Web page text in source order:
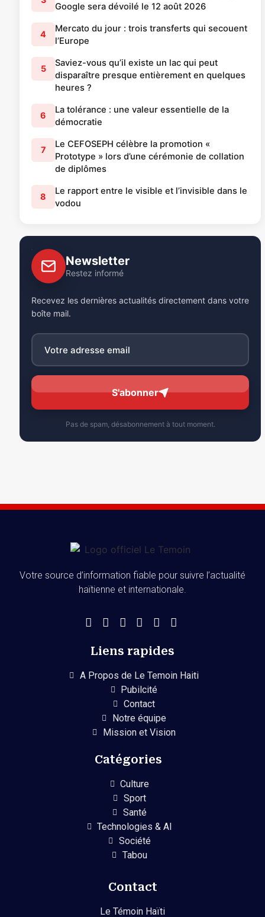
Google sera dévoilé le 12 août 2026
4
Mercato du jour : trois transferts qui secouent
l’Europe
5
Saviez-vous qu’il existe un lac qui peut
disparaître presque entièrement en quelques
heures ?
6
La tolérance : une valeur essentielle de la
démocratie
7
Le CEFOSEPH célèbre la promotion «
Prototype » lors d’une cérémonie de collation
de diplômes
8
Le rapport entre le visible et l’invisible dans le
vodou
Newsletter
Restez informé
Recevez les dernières actualités directement dans votre
boîte mail.
S'abonner
Pas de spam, désabonnement à tout moment.
Votre source d’information fiable pour suivre l’actualité
haïtienne et internationale.
Liens rapides
A Propos de Le Temoin Haiti
Pubilcité
Contact
Notre équipe
Mission et Vision
Catégories
Culture
Sport
Santé
Technologies & AI
Société
Tabou
Contact
Le Témoin Haïti